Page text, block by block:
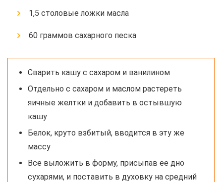
1,5 столовые ложки масла
60 граммов сахарного песка
Сварить кашу с сахаром и ванилином
Отдельно с сахаром и маслом растереть
яичные желтки и добавить в остывшую
кашу
Белок, круто взбитый, вводится в эту же
массу
Все выложить в форму, присыпав ее дно
сухарями, и поставить в духовку на средний